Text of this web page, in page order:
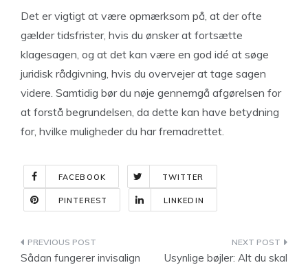
Det er vigtigt at være opmærksom på, at der ofte
gælder tidsfrister, hvis du ønsker at fortsætte
klagesagen, og at det kan være en god idé at søge
juridisk rådgivning, hvis du overvejer at tage sagen
videre. Samtidig bør du nøje gennemgå afgørelsen for
at forstå begrundelsen, da dette kan have betydning
for, hvilke muligheder du har fremadrettet.
FACEBOOK TWITTER
PINTEREST LINKEDIN
Indlægsnavigation
Sådan fungerer invisalign
Usynlige bøjler: Alt du skal